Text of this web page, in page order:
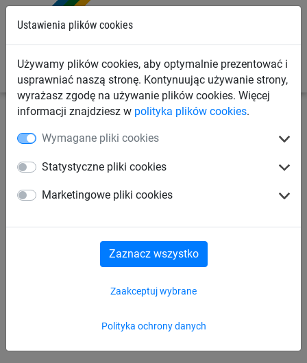
Ustawienia plików cookies
Używamy plików cookies, aby optymalnie prezentować i
usprawniać naszą stronę. Kontynuując używanie strony,
wyrażasz zgodę na używanie plików cookies. Więcej
informacji znajdziesz w polityka plików cookies.
Wymagane pliki cookies
Statystyczne pliki cookies
Marketingowe pliki cookies
Polityka ochrony danych
Zaakceptuj wybrane
Zaznacz wszystko
siatkówki halowej
Treningowa siatka do
siatkówki, z linką kevlarową
(ø 3 mm)